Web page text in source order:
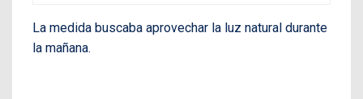
La medida buscaba aprovechar la luz natural durante
la mañana.